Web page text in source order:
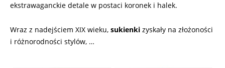
ekstrawaganckie detale w postaci koronek i halek.
Wraz z nadejściem XIX wieku, sukienki zyskały na złożoności
i różnorodności stylów, …